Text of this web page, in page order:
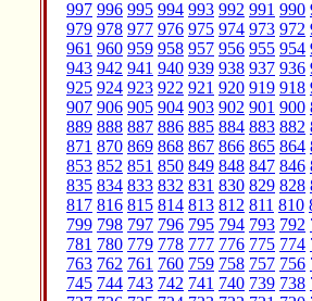
997 996 995 994 993 992 991 990
979 978 977 976 975 974 973 972
961 960 959 958 957 956 955 954
943 942 941 940 939 938 937 936
925 924 923 922 921 920 919 918
907 906 905 904 903 902 901 900
889 888 887 886 885 884 883 882
871 870 869 868 867 866 865 864
853 852 851 850 849 848 847 846
835 834 833 832 831 830 829 828
817 816 815 814 813 812 811 810
799 798 797 796 795 794 793 792
781 780 779 778 777 776 775 774
763 762 761 760 759 758 757 756
745 744 743 742 741 740 739 738